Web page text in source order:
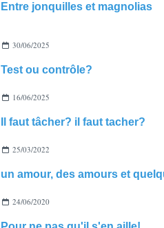
Entre jonquilles et magnolias
30/06/2025
Test ou contrôle?
16/06/2025
Il faut tâcher? il faut tacher?
25/03/2022
24/06/2020